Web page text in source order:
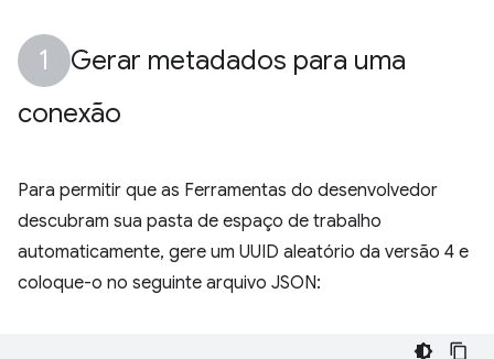
Gerar metadados para uma
conexão
Para permitir que as Ferramentas do desenvolvedor
descubram sua pasta de espaço de trabalho
automaticamente, gere um UUID aleatório da versão 4 e
coloque-o no seguinte arquivo JSON: